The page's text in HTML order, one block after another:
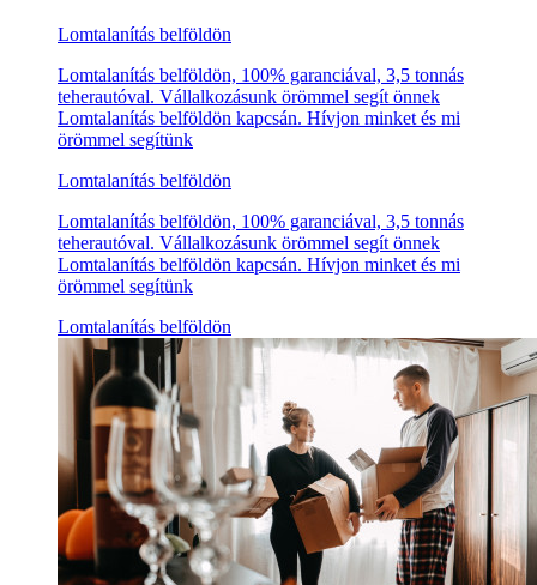
Lomtalanítás belföldön
Lomtalanítás belföldön, 100% garanciával, 3,5 tonnás
teherautóval. Vállalkozásunk örömmel segít önnek
Lomtalanítás belföldön kapcsán. Hívjon minket és mi
örömmel segítünk
Lomtalanítás belföldön
Lomtalanítás belföldön, 100% garanciával, 3,5 tonnás
teherautóval. Vállalkozásunk örömmel segít önnek
Lomtalanítás belföldön kapcsán. Hívjon minket és mi
örömmel segítünk
Lomtalanítás belföldön